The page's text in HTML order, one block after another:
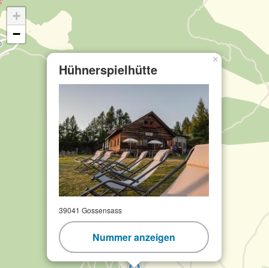
Hühnerspielhütte
39041 Gossensass
Nummer anzeigen
×
+
−